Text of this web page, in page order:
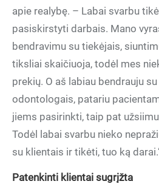
apie realybę. – Labai svarbu
pasiskirstyti darbais. Mano
bendravimu su tiekėjais,
tiksliai skaičiuoja, todėl mes
prekių. O aš labiau bendrauju
odontologais, patariu
jiems pasirinkti, taip pat
Todėl labai svarbu nieko
su klientais ir tikėti, tuo ką
Patenkinti klientai sugrįžta